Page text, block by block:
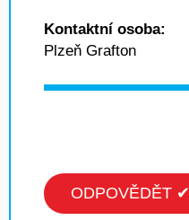
Kontaktní osoba:
Plzeň Grafton
ODPOVĚDĚT ✔